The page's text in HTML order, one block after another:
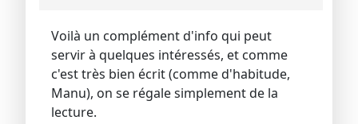
Voilà un complément d'info qui peut
servir à quelques intéressés, et comme
c'est très bien écrit (comme d'habitude,
Manu), on se régale simplement de la
lecture.